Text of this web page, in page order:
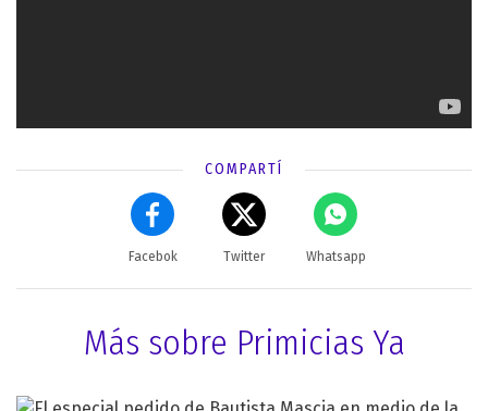
COMPARTÍ
Facebok Twitter Whatsapp
Más sobre Primicias Ya